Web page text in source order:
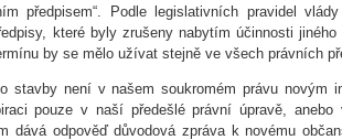
předpisem“. Podle legislativních pravidel
které byly zrušeny nabytím účinnosti
by se mělo užívat stejně ve všech právních
stavby není v našem soukromém právu novým
pouze v naší předešlé právní úpravě,
dává odpověď důvodová zpráva k novému